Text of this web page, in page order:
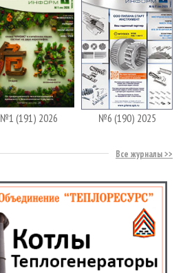
№1 (191) 2026 №6 (190) 2025
Все журналы